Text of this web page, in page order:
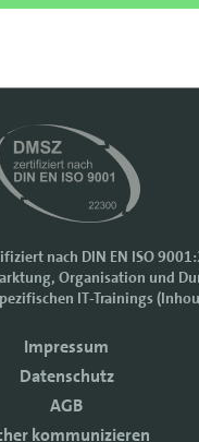
nach DIN EN ISO
Organisation und
IT-Trainings
Impressum
Datenschutz
AGB
kommunizieren
sind notwendig, damit
können wir die
akzeptieren sie diese
Daten an Drittanbieter.